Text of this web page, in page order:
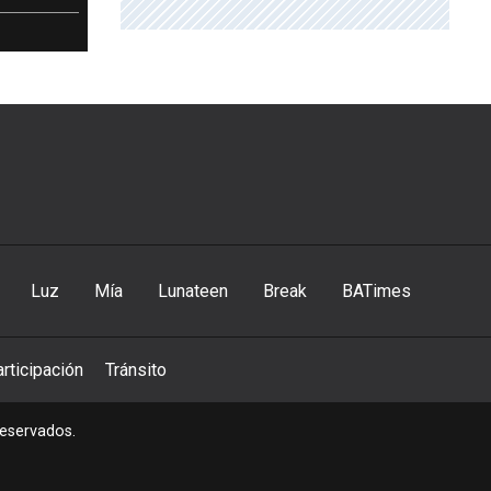
Luz Mía Lunateen Break BATimes
Tránsito